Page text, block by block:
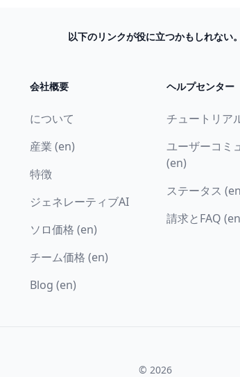
以下のリンクが役に立つかもしれない。
会社概要
について
産業 (en)
特徴
ジェネレーティブAI
ソロ価格 (en)
チーム価格 (en)
Blog (en)
ヘルプセンター
チュートリア
ユーザーコミ
(en)
ステータス
請求とFAQ
© 2026